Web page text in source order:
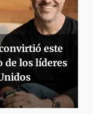
este
de los líderes